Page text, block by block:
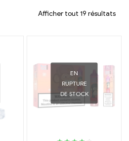
Afficher tout 19 résultats
EN
RUPTURE
DE STOCK